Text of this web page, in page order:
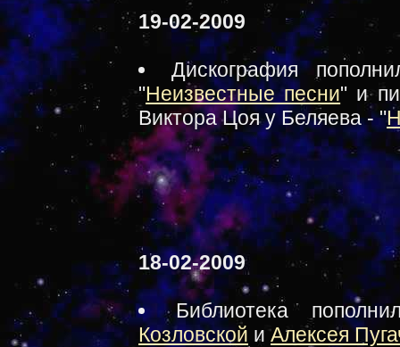
19-02-2009
Дискография
"Неизвестные песни" и
Виктора Цоя у Беляева - "
18-02-2009
Библиотека
Козловской иАлексея